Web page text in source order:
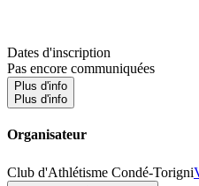
Dates d'inscription
Pas encore communiquées
Plus d'info
Plus d'info
Organisateur
Club d'Athlétisme Condé-Torigni